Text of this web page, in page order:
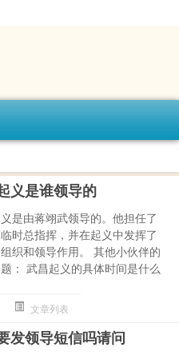
义是谁领导的
是由蒋翊武领导的。他担任了
时总指挥，并在起义中发挥了
织和领导作用。 其他小伙伴的
： 武昌起义的具体时间是什么
文章列表
发领导短信吗请问